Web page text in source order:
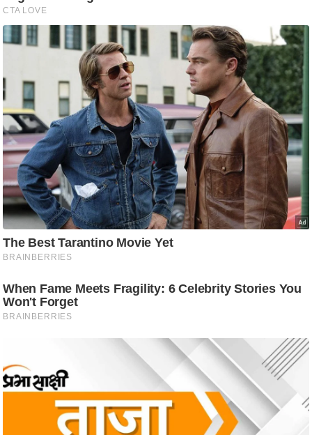
ज
नी
ति
श्ले
ण
स
म
सा
म
यि
क
मा
भू
मि
ए
म